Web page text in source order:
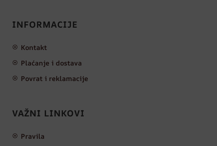
INFORMACIJE
Kontakt
Plaćanje i dostava
Povrat i reklamacije
VAŽNI LINKOVI
Pravila